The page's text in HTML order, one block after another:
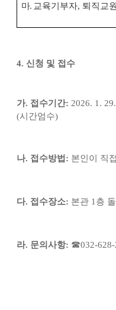
마. 교육기부자 퇴직교원
4. 신청 및 접수
가. 접수기간: 2026. 1.
(시간엄수)
나. 접수방법 : 본인이 직
다. 접수장소: 본관 1 층
라. 문의사항: ☎032-